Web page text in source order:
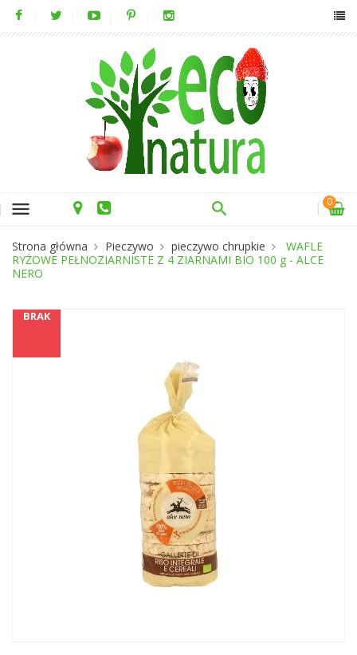
menu 0
Strona główna Pieczywo pieczywo chrupkie
WAFLE
RYŻOWE PEŁNOZIARNISTE Z 4 ZIARNAMI BIO 100 g - ALCE
NERO
BRAK